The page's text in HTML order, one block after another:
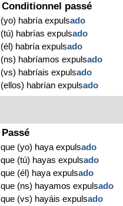
Conditionnel passé
(yo) habría expulsado
(tú) habrías expulsado
(él) habría expulsado
(ns) habríamos expulsado
(vs) habríais expulsado
(ellos) habrían expulsado
Passé
que (yo) haya expulsado
que (tú) hayas expulsado
que (él) haya expulsado
que (ns) hayamos expulsado
que (vs) hayáis expulsado